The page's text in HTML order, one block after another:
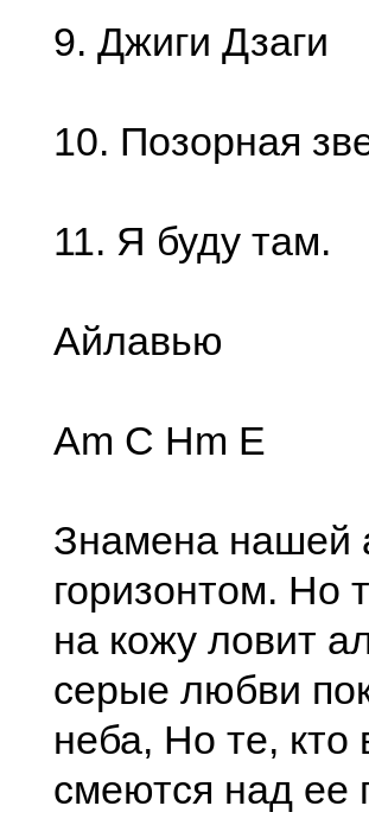
9. Джиги Дзаги
10. Позорная
11. Я буду там.
Айлавью
Am C Hm E
Знамена нашей
горизонтом. Но
на кожу ловит
серые любви
неба, Но те, кто
смеются над ее